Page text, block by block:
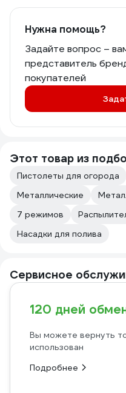
Нужна помощь?
Задайте вопрос –
представитель
покупателей
Этот товар из
Пистолеты для огорода
Металлические
7 режимов
Насадки для полива
Сервисное
120 дней
Вы можете вернуть
использован
Подробнее